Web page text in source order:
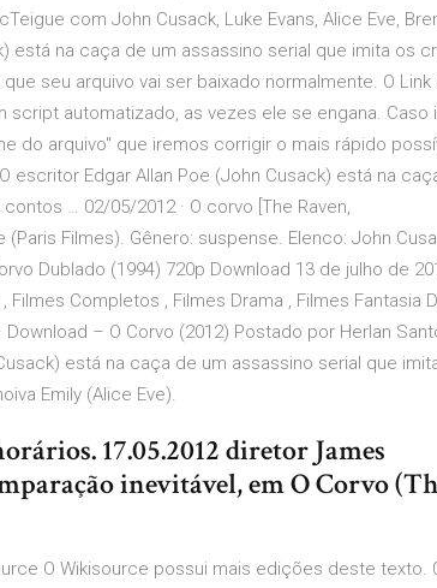
com John Cusack, Luke Evans, Alice Eve,
está na caça de um assassino serial que imita os
seu arquivo vai ser baixado normalmente. O Link
script automatizado, as vezes ele se engana. Caso
do arquivo" que iremos corrigir o mais rápido
escritor Edgar Allan Poe (John Cusack) está na
… 02/05/2012 · O corvo [The Raven,
Filmes). Gênero: suspense. Elenco: John
Dublado (1994) 720p Download 13 de julho de
Filmes Completos , Filmes Drama , Filmes Fantasia
Download – O Corvo (2012) Postado por Herlan
está na caça de um assassino serial que
Emily (Alice Eve).
17.05.2012 diretor James
inevitável, em O Corvo
O Wikisource possui mais edições deste texto.